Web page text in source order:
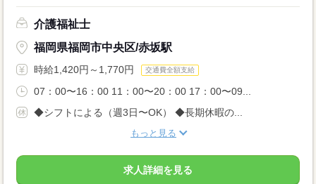
介護福祉士
福岡県福岡市中央区/赤坂駅
時給1,420円～1,770円 交通費全額支給
07：00〜16：00 11：00〜20：00 17：00〜09...
◆シフトによる（週3日〜OK） ◆長期休暇の...
もっと見る
求人詳細を見る